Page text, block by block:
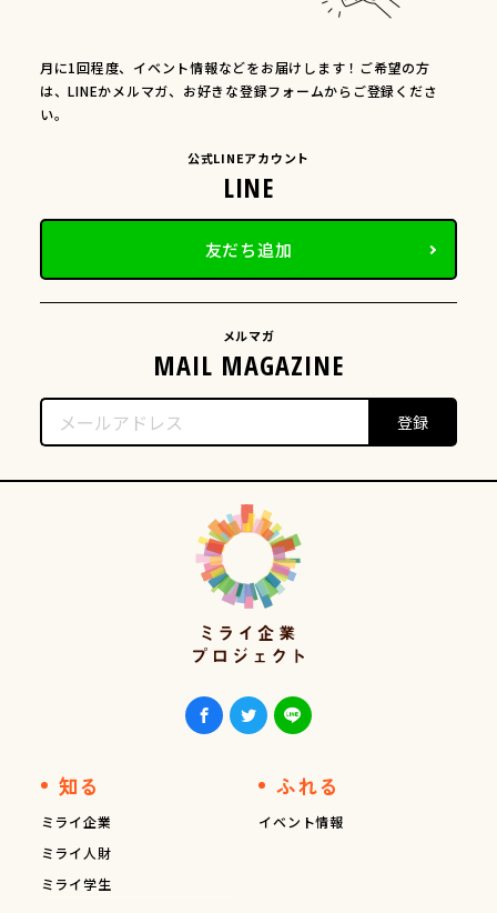
月に1回程度、イベント情報などをお届けします！ご希望の方
は、LINEかメルマガ、お好きな登録フォームからご登録くださ
い。
公式LINEアカウント
友だち追加
メルマガ
知る
ミライ企業
ミライ人財
ミライ学生
ふれる
イベント情報